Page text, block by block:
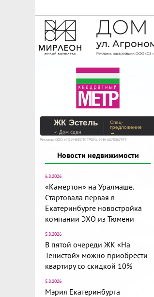
На Метре
Помогайте
ЖК Эстель
✓ Дом сдан
Спец-
предложение
→
Реклама. ООО «СЗ ИНВЕСТСТРОЙ», ИНН 6678067973
Новости недвижимости
6.8.2026
«Камертон» на Уралмаше.
Стартовала первая в
Екатеринбурге новостройка
компании ЭХО из Тюмени
5.8.2026
В пятой очереди ЖК «На
Тенистой» можно приобрести
квартиру со скидкой 10%
5.8.2026
Мэрия Екатеринбурга